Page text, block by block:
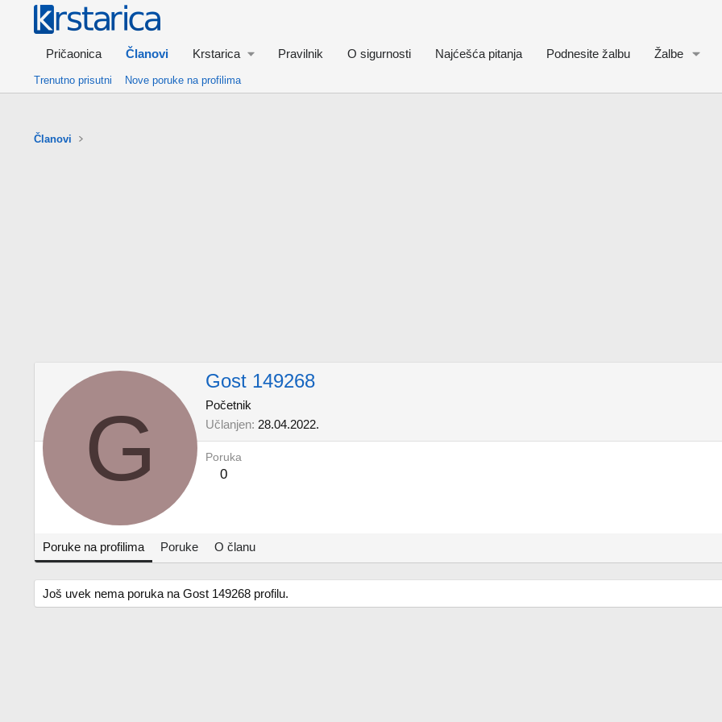
Pričaonica Članovi Krstarica Pravilnik O sigurnosti Najćešća pitanja Podnesite žalbu Žalbe
Trenutno prisutni Nove poruke na profilima
Članovi
G
Gost 149268
Početnik
Učlanjen 28.04.2022.
Poruka
0
Poruke na profilima Poruke O članu
Još uvek nema poruka na Gost 149268 profilu.